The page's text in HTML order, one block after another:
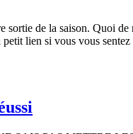
sortie de la saison. Quoi de
lien si vous vous sentez